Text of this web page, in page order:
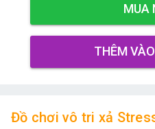
MUA
THÊM
Đồ chơi vô tri xả